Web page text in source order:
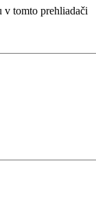
tomto prehliadači